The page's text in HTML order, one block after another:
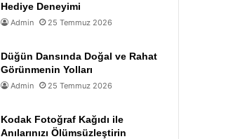
Hediye Deneyimi
Admin 25 Temmuz 2026
Düğün Dansında Doğal ve Rahat
Görünmenin Yolları
Admin 25 Temmuz 2026
Kodak Fotoğraf Kağıdı ile
Anılarınızı Ölümsüzleştirin